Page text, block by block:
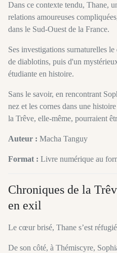
Dans ce contexte tendu, Thane,
relations amoureuses
dans le Sud-Ouest de la France.
Ses investigations surnaturelles
de diablotins, puis d'un
étudiante en histoire.
Sans le savoir, en rencontrant
nez et les cornes dans une
la Trêve, elle-même, pourraient
Auteur : Macha Tanguy
Format : Livre numérique au
Chroniques de la
en exil
Le cœur brisé, Thane s’est
De son côté, à Thémiscyre,